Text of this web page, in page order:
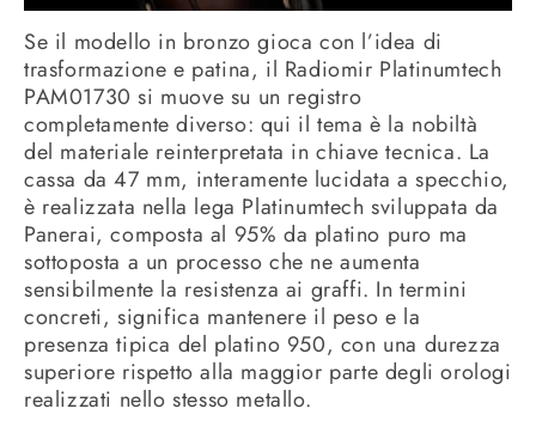
Se il modello in bronzo gioca con l’idea di
trasformazione e patina, il Radiomir Platinumtech
PAM01730 si muove su un registro
completamente diverso: qui il tema è la nobiltà
del materiale reinterpretata in chiave tecnica. La
cassa da 47 mm, interamente lucidata a specchio,
è realizzata nella lega Platinumtech sviluppata da
Panerai, composta al 95% da platino puro ma
sottoposta a un processo che ne aumenta
sensibilmente la resistenza ai graffi. In termini
concreti, significa mantenere il peso e la
presenza tipica del platino 950, con una durezza
superiore rispetto alla maggior parte degli orologi
realizzati nello stesso metallo.